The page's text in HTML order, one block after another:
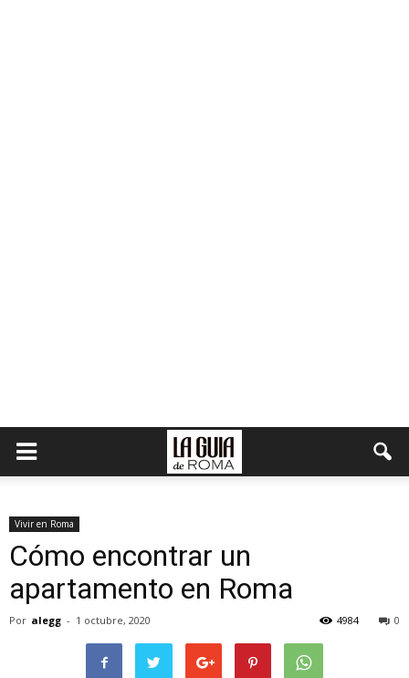
Vivir en Roma
Cómo encontrar un
apartamento en Roma
Por alegg - 1 octubre, 2020 0
4984